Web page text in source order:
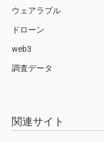
ウェアラブル
ドローン
web3
調査データ
関連サイト